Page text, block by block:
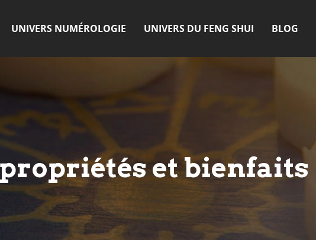
UNIVERS NUMÉROLOGIE UNIVERS DU FENG SHUI BLOG
et bienfaits